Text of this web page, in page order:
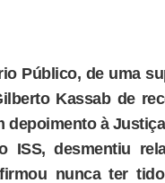
Público, de uma
Kassab de
à
ISS, desmentiu
nunca ter